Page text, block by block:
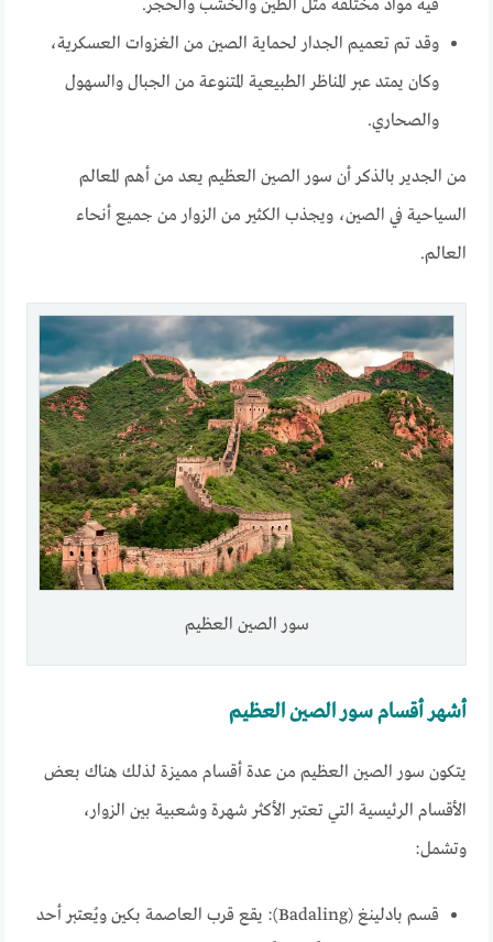
فيه مواد مختلفة مثل الطين والخشب والحجر.
وقد تم تعميم الجدار لحماية الصين من الغزوات العسكرية،
وكان يمتد عبر المناظر الطبيعية المتنوعة من الجبال والسهول
والصحاري.
من الجدير بالذكر أن سور الصين العظيم يعد من أهم المعالم
السياحية في الصين، ويجذب الكثير من الزوار من جميع أنحاء
العالم.
سور الصين العظيم
أشهر أقسام سور الصين العظيم
يتكون سور الصين العظيم من عدة أقسام مميزة لذلك هناك بعض
الأقسام الرئيسية التي تعتبر الأكثر شهرة وشعبية بين الزوار،
وتشمل:
قسم بادلينغ (Badaling): يقع قرب العاصمة بكين ويُعتبر أحد